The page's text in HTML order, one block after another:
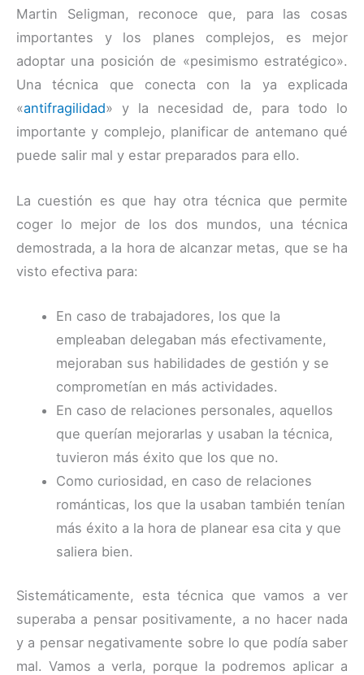
Martin Seligman, reconoce que, para las cosas
importantes y los planes complejos, es mejor
adoptar una posición de «pesimismo estratégico».
Una técnica que conecta con la ya explicada
«antifragilidad» y la necesidad de, para todo lo
importante y complejo, planificar de antemano qué
puede salir mal y estar preparados para ello.
La cuestión es que hay otra técnica que permite
coger lo mejor de los dos mundos, una técnica
demostrada, a la hora de alcanzar metas, que se ha
visto efectiva para:
En caso de trabajadores, los que la
empleaban delegaban más efectivamente,
mejoraban sus habilidades de gestión y se
comprometían en más actividades.
En caso de relaciones personales, aquellos
que querían mejorarlas y usaban la técnica,
tuvieron más éxito que los que no.
Como curiosidad, en caso de relaciones
románticas, los que la usaban también tenían
más éxito a la hora de planear esa cita y que
saliera bien.
Sistemáticamente, esta técnica que vamos a ver
superaba a pensar positivamente, a no hacer nada
y a pensar negativamente sobre lo que podía saber
mal. Vamos a verla, porque la podremos aplicar a